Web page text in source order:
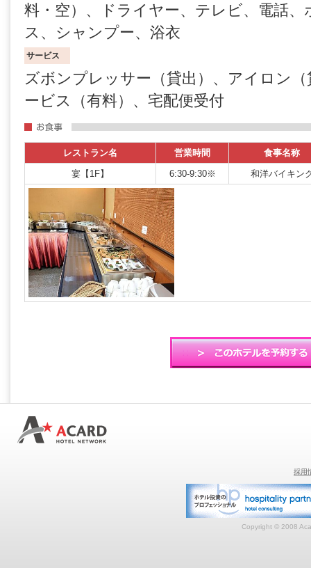
料・空）、ドライヤー、テレビ、電話
ス、シャンプー、浴衣
サービス
ズボンプレッサー（貸出）、アイロン
ービス（有料）、宅配便受付
レストラン名 営業時間
食事名称
宴【1F】
6:30-9:30※ 和洋バイキン
採用
Copyright © 2008